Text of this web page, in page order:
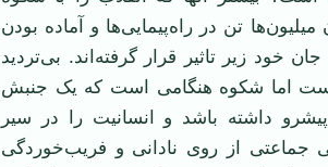
تن در راه‌پیمایی‌ها و آماده بودن
خود زیر تاثیر قرار گرفته‌اند. بی‌تردید
اما شکوه هنگامی است که یک جنبش
داشته باشد و انسانیت را در سیر
جماعتی از روی نادانی و فریب‌خوردگی